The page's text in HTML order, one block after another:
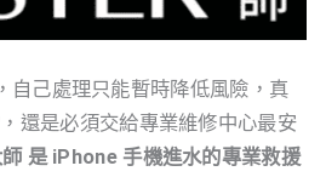
自己處理只能暫時降低風險，真
還是必須交給專業維修中心最安
是 iPhone 手機進水的專業救援